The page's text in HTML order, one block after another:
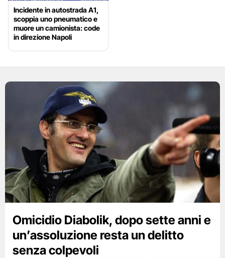
Incidente in autostrada A1,
scoppia uno pneumatico e
muore un camionista: code
in direzione Napoli
Omicidio Diabolik, dopo sette anni e
un’assoluzione resta un delitto
senza colpevoli